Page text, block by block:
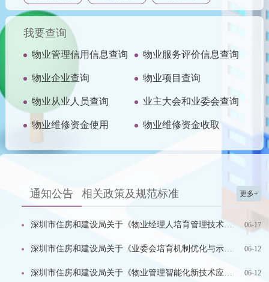
我要查询
物业管理信用信息查询 物业服务评价信息查询
物业企业查询 物业项目查询
物业从业人员查询 业主大会和业委会查询
物业维修资金使用 物业维修资金收取
通知公告 相关政策及规范标准 更多+
深圳市住房和建设局关于《物业经理人培育管理技术服务》项目招标的公告 06-17
深圳市住房和建设局关于《业委会培育机制优化与示范推广》项目招标的公告 06-12
深圳市住房和建设局关于《物业管理智能化新技术应用推广服务》项目招标的公告 06-12